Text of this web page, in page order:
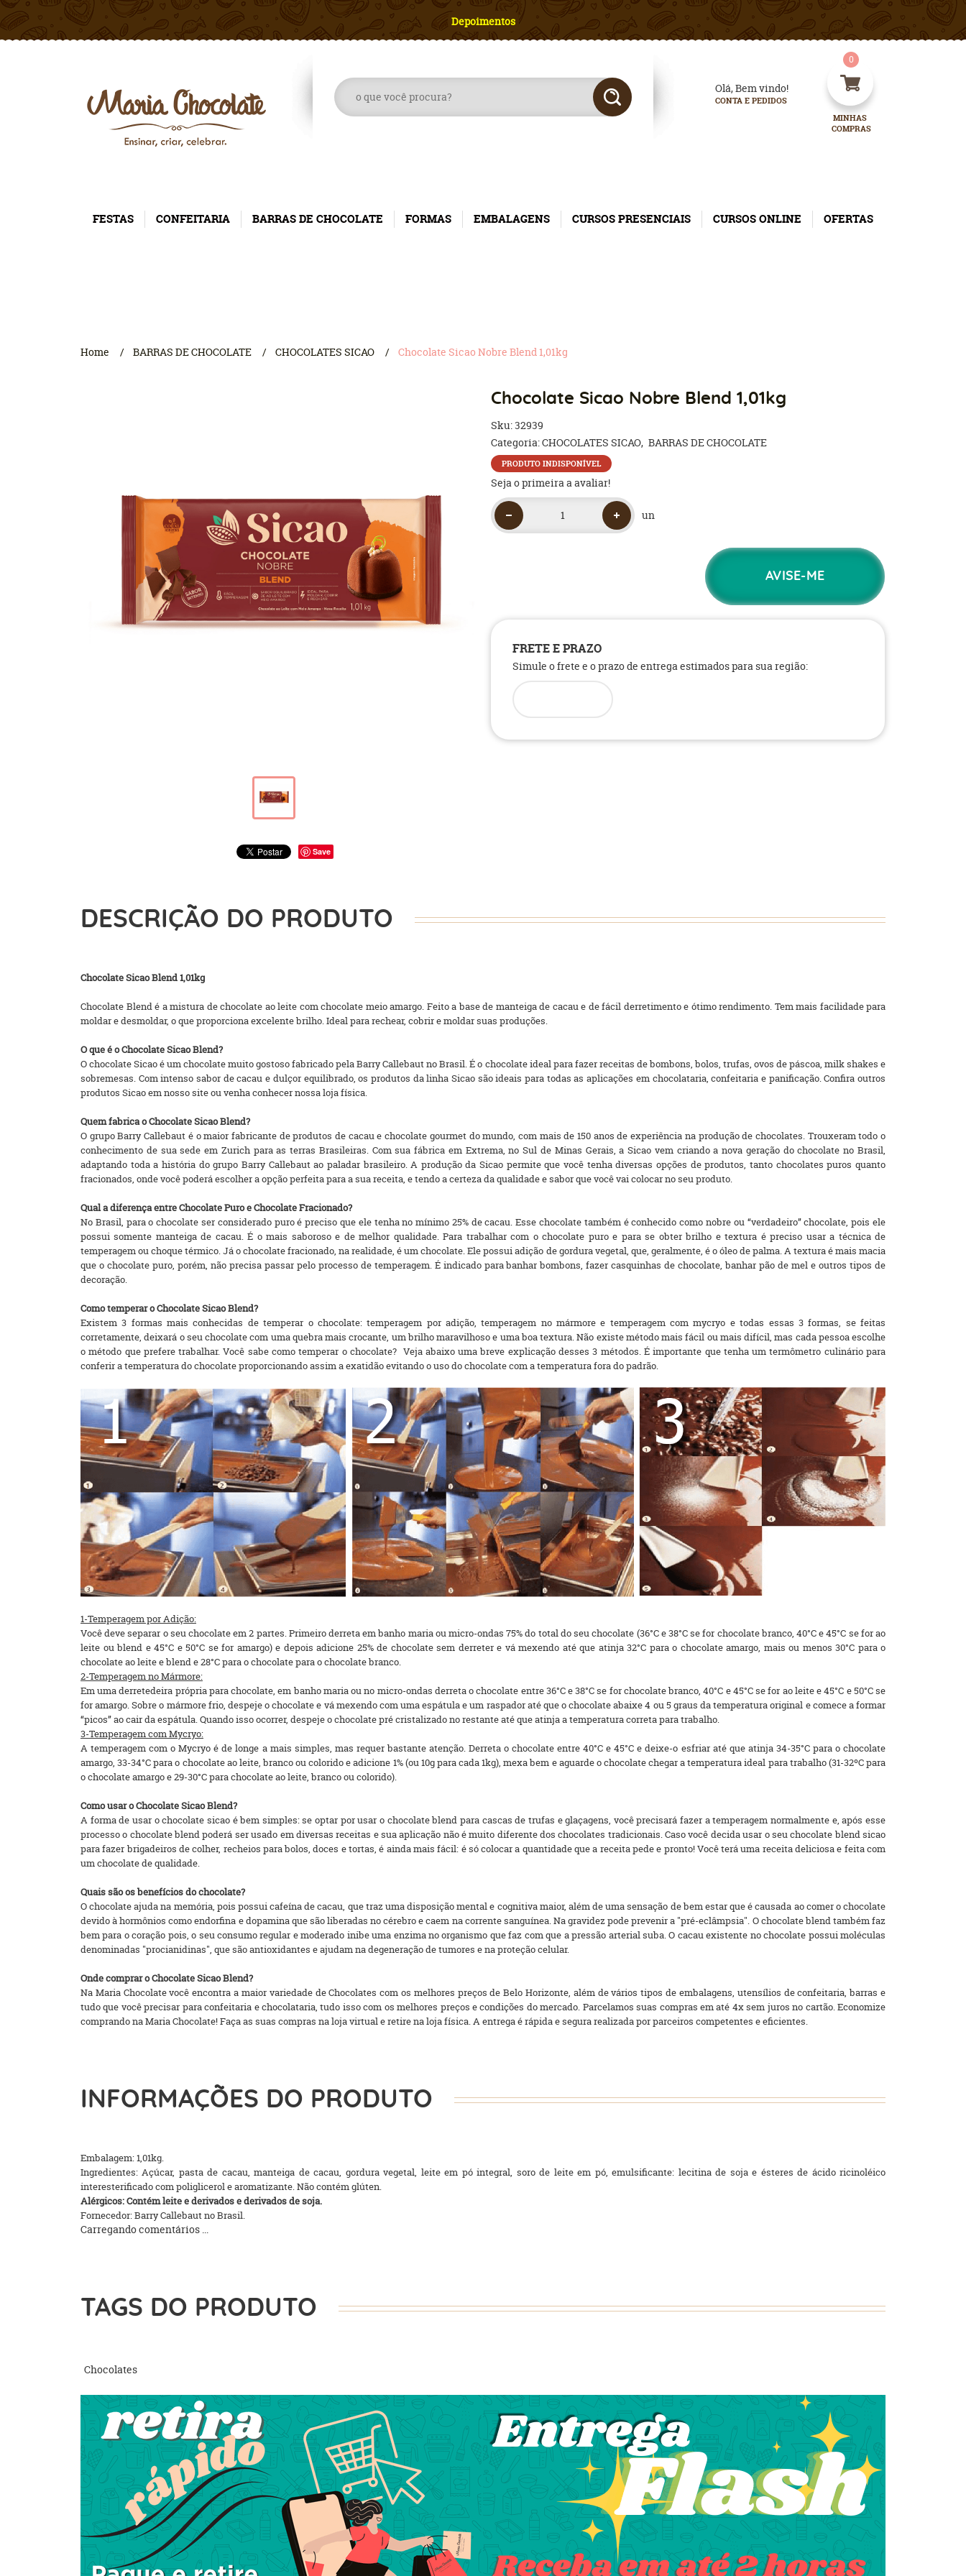
Depoimentos
Olá, Bem vindo!
CONTA E PEDIDOS
MINHAS
COMPRAS
0
FESTAS CONFEITARIA BARRAS DE CHOCOLATE FORMAS EMBALAGENS CURSOS PRESENCIAIS CURSOS ONLINE OFERTAS
Home BARRAS DE CHOCOLATE CHOCOLATES SICAO Chocolate Sicao Nobre Blend 1,01kg
Save
Chocolate Sicao Nobre Blend 1,01kg
Sku:32939
Categoria:CHOCOLATES SICAO BARRAS DE CHOCOLATE
PRODUTO INDISPONÍVEL
Seja o primeira a avaliar!
un
AVISE-ME
FRETE E PRAZO
Simule o frete e o prazo de entrega estimados para sua região:
DESCRIÇÃO DO PRODUTO
Chocolate Sicao Blend 1,01kg
Chocolate Blend é a mistura de chocolate ao leite com chocolate meio amargo. Feito a base de manteiga de cacau e de fácil derretimento e ótimo rendimento. Tem mais facilidade para
moldar e desmoldar, o que proporciona excelente brilho. Ideal para rechear, cobrir e moldar suas produções.
O que é o Chocolate Sicao Blend?
O chocolate Sicao é um chocolate muito gostoso fabricado pela Barry Callebaut no Brasil. É o chocolate ideal para fazer receitas de bombons, bolos, trufas, ovos de páscoa, milk shakes e
sobremesas. Com intenso sabor de cacau e dulçor equilibrado, os produtos da linha Sicao são ideais para todas as aplicações em chocolataria, confeitaria e panificação. Confira outros
produtos Sicao em nosso site ou venha conhecer nossa loja física.
Quem fabrica o Chocolate Sicao Blend?
O grupo Barry Callebaut é o maior fabricante de produtos de cacau e chocolate gourmet do mundo, com mais de 150 anos de experiência na produção de chocolates. Trouxeram todo o
conhecimento de sua sede em Zurich para as terras Brasileiras. Com sua fábrica em Extrema, no Sul de Minas Gerais, a Sicao vem criando a nova geração do chocolate no Brasil,
adaptando toda a história do grupo Barry Callebaut ao paladar brasileiro. A produção da Sicao permite que você tenha diversas opções de produtos, tanto chocolates puros quanto
fracionados, onde você poderá escolher a opção perfeita para a sua receita, e tendo a certeza da qualidade e sabor que você vai colocar no seu produto.
Qual a diferença entre Chocolate Puro e Chocolate Fracionado?
No Brasil, para o chocolate ser considerado puro é preciso que ele tenha no mínimo 25% de cacau. Esse chocolate também é conhecido como nobre ou “verdadeiro” chocolate, pois ele
possui somente manteiga de cacau. É o mais saboroso e de melhor qualidade. Para trabalhar com o chocolate puro e para se obter brilho e textura é preciso usar a técnica de
temperagem ou choque térmico. Já o chocolate fracionado, na realidade, é um chocolate. Ele possui adição de gordura vegetal, que, geralmente, é o óleo de palma. A textura é mais macia
que o chocolate puro, porém, não precisa passar pelo processo de temperagem. É indicado para banhar bombons, fazer casquinhas de chocolate, banhar pão de mel e outros tipos de
decoração.
Como temperar o Chocolate Sicao Blend?
Existem 3 formas mais conhecidas de temperar o chocolate: temperagem por adição, temperagem no mármore e temperagem com mycryo e todas essas 3 formas, se feitas
corretamente, deixará o seu chocolate com uma quebra mais crocante, um brilho maravilhoso e uma boa textura. Não existe método mais fácil ou mais difícil, mas cada pessoa escolhe
o método que prefere trabalhar. Você sabe como temperar o chocolate? Veja abaixo uma breve explicação desses 3 métodos. É importante que tenha um termômetro culinário para
conferir a temperatura do chocolate proporcionando assim a exatidão evitando o uso do chocolate com a temperatura fora do padrão.
1-Temperagem por Adição:
Você deve separar o seu chocolate em 2 partes. Primeiro derreta em banho maria ou micro-ondas 75% do total do seu chocolate (36°C e 38°C se for chocolate branco, 40°C e 45°C se for ao
leite ou blend e 45°C e 50°C se for amargo) e depois adicione 25% de chocolate sem derreter e vá mexendo até que atinja 32°C para o chocolate amargo, mais ou menos 30°C para o
chocolate ao leite e blend e 28°C para o chocolate para o chocolate branco.
2-Temperagem no Mármore:
Em uma derretedeira própria para chocolate, em banho maria ou no micro-ondas derreta o chocolate entre 36°C e 38°C se for chocolate branco, 40°C e 45°C se for ao leite e 45°C e 50°C se
for amargo. Sobre o mármore frio, despeje o chocolate e vá mexendo com uma espátula e um raspador até que o chocolate abaixe 4 ou 5 graus da temperatura original e comece a formar
“picos” ao cair da espátula. Quando isso ocorrer, despeje o chocolate pré cristalizado no restante até que atinja a temperatura correta para trabalho.
3-Temperagem com Mycryo:
A temperagem com o Mycryo é de longe a mais simples, mas requer bastante atenção. Derreta o chocolate entre 40°C e 45°C e deixe-o esfriar até que atinja 34-35°C para o chocolate
amargo, 33-34°C para o chocolate ao leite, branco ou colorido e adicione 1% (ou 10g para cada 1kg), mexa bem e aguarde o chocolate chegar a temperatura ideal para trabalho (31-32ºC para
o chocolate amargo e 29-30°C para chocolate ao leite, branco ou colorido).
Como usar o Chocolate Sicao Blend?
A forma de usar o chocolate sicao é bem simples: se optar por usar o chocolate blend para cascas de trufas e glaçagens, você precisará fazer a temperagem normalmente e, após esse
processo o chocolate blend poderá ser usado em diversas receitas e sua aplicação não é muito diferente dos chocolates tradicionais. Caso você decida usar o seu chocolate blend sicao
para fazer brigadeiros de colher, recheios para bolos, doces e tortas, é ainda mais fácil: é só colocar a quantidade que a receita pede e pronto! Você terá uma receita deliciosa e feita com
um chocolate de qualidade.
Quais são os benefícios do chocolate?
O chocolate ajuda na memória, pois possui cafeína de cacau, que traz uma disposição mental e cognitiva maior, além de uma sensação de bem estar que é causada ao comer o chocolate
devido à hormônios como endorfina e dopamina que são liberadas no cérebro e caem na corrente sanguínea. Na gravidez pode prevenir a "pré-eclâmpsia". O chocolate blend também faz
bem para o coração pois, o seu consumo regular e moderado inibe uma enzima no organismo que faz com que a pressão arterial suba. O cacau existente no chocolate possui moléculas
denominadas "procianidinas", que são antioxidantes e ajudam na degeneração de tumores e na proteção celular.
Onde comprar o Chocolate Sicao Blend?
Na Maria Chocolate você encontra a maior variedade de Chocolates com os melhores preços de Belo Horizonte, além de vários tipos de embalagens, utensílios de confeitaria, barras e
tudo que você precisar para confeitaria e chocolataria, tudo isso com os melhores preços e condições do mercado. Parcelamos suas compras em até 4x sem juros no cartão. Economize
comprando na Maria Chocolate! Faça as suas compras na loja virtual e retire na loja física. A entrega é rápida e segura realizada por parceiros competentes e eficientes.
INFORMAÇÕES DO PRODUTO
Embalagem: 1,01kg.
Ingredientes: Açúcar, pasta de cacau, manteiga de cacau, gordura vegetal, leite em pó integral, soro de leite em pó, emulsificante: lecitina de soja e ésteres de ácido ricinoléico
interesterificado com poliglicerol e aromatizante. Não contém glúten.
Alérgicos: Contém leite e derivados e derivados de soja.
Fornecedor: Barry Callebaut no Brasil.
Carregando comentários ...
TAGS DO PRODUTO
Chocolates